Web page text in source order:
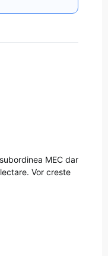
MEC dar
Vor creste